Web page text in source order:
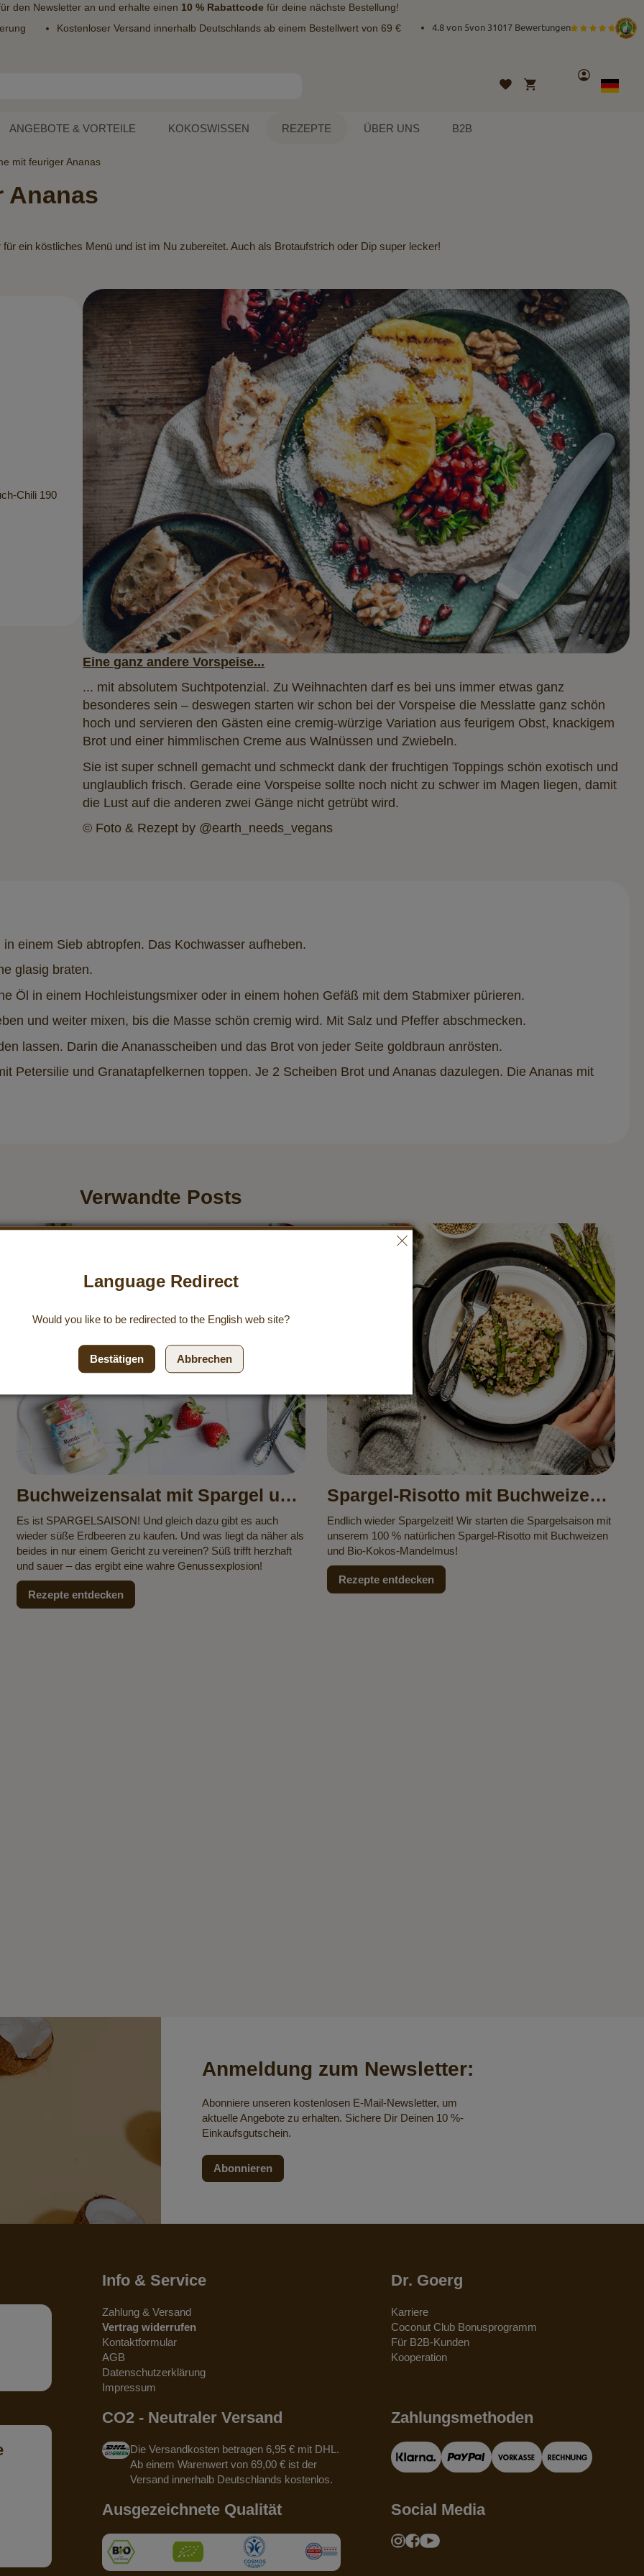
den Newsletteran und erhalte einen 10 % Rabattcodefür deine nächste Bestellung!
Kostenloser Versand innerhalb Deutschlands ab einem Bestellwert von 69 € 4.8 von 5von 31017 Bewertungen
Wunschliste
Mein Warenkorb
Konto
Sprache
German
ANGEBOTE & VORTEILE KOKOSWISSEN REZEPTE ÜBER UNS B2B
mit feuriger Ananas
Ananas
ein köstliches Menü und ist im Nu zubereitet. Auch als Brotaufstrich oder Dip super lecker!
Chili 190
Eine ganz andere Vorspeise...
... mit absolutem Suchtpotenzial. Zu Weihnachten darf es bei uns immer etwas ganz
besonderes sein – deswegen starten wir schon bei der Vorspeise die Messlatte ganz schön
hoch und servieren den Gästen eine cremig-würzige Variation aus feurigem Obst, knackigem
Brot und einer himmlischen Creme aus Walnüssen und Zwiebeln.
Sie ist super schnell gemacht und schmeckt dank der fruchtigen Toppings schön exotisch und
unglaublich frisch. Gerade eine Vorspeise sollte noch nicht zu schwer im Magen liegen, damit
die Lust auf die anderen zwei Gänge nicht getrübt wird.
© Foto & Rezept by @earth_needs_vegans
einem Sieb abtropfen. Das Kochwasser aufheben.
glasig braten.
Öl in einem Hochleistungsmixer oder in einem hohen Gefäß mit dem Stabmixer pürieren.
und weiter mixen, bis die Masse schön cremig wird. Mit Salz und Pfeffer abschmecken.
lassen. Darin die Ananasscheiben und das Brot von jeder Seite goldbraun anrösten.
Petersilie und Granatapfelkernen toppen. Je 2 Scheiben Brot und Ananas dazulegen. Die Ananas mit
Verwandte Posts
Buchweizensalat mit Spargel und
Erdbeeren
Es ist SPARGELSAISON! Und gleich dazu gibt es auch
wieder süße Erdbeeren zu kaufen. Und was liegt da näher als
beides in nur einem Gericht zu vereinen? Süß trifft herzhaft
und sauer – das ergibt eine wahre Genussexplosion!
Rezepte entdecken
Spargel-Risotto mit Buchweizen
und Kokos-Mandelmus
Endlich wieder Spargelzeit! Wir starten die Spargelsaison mit
unserem 100 % natürlichen Spargel-Risotto mit Buchweizen
und Bio-Kokos-Mandelmus!
Rezepte entdecken
Anmeldung zum Newsletter:
Abonniere unseren kostenlosen E-Mail-Newsletter, um
aktuelle Angebote zu erhalten. Sichere Dir Deinen 10 %-
Einkaufsgutschein.
Abonnieren
Info & Service
Zahlung & Versand
Vertrag widerrufen
Kontaktformular
AGB
Datenschutzerklärung
Impressum
Dr. Goerg
Karriere
Coconut Club Bonusprogramm
Für B2B-Kunden
Kooperation
CO2 - Neutraler Versand
Die Versandkosten betragen 6,95 € mit DHL.
Ab einem Warenwert von 69,00 € ist der
Versand innerhalb Deutschlands kostenlos.
Zahlungsmethoden
Ausgezeichnete Qualität Social Media
Language Redirect
Would you like to be redirected to the English web site?
Bestätigen Abbrechen